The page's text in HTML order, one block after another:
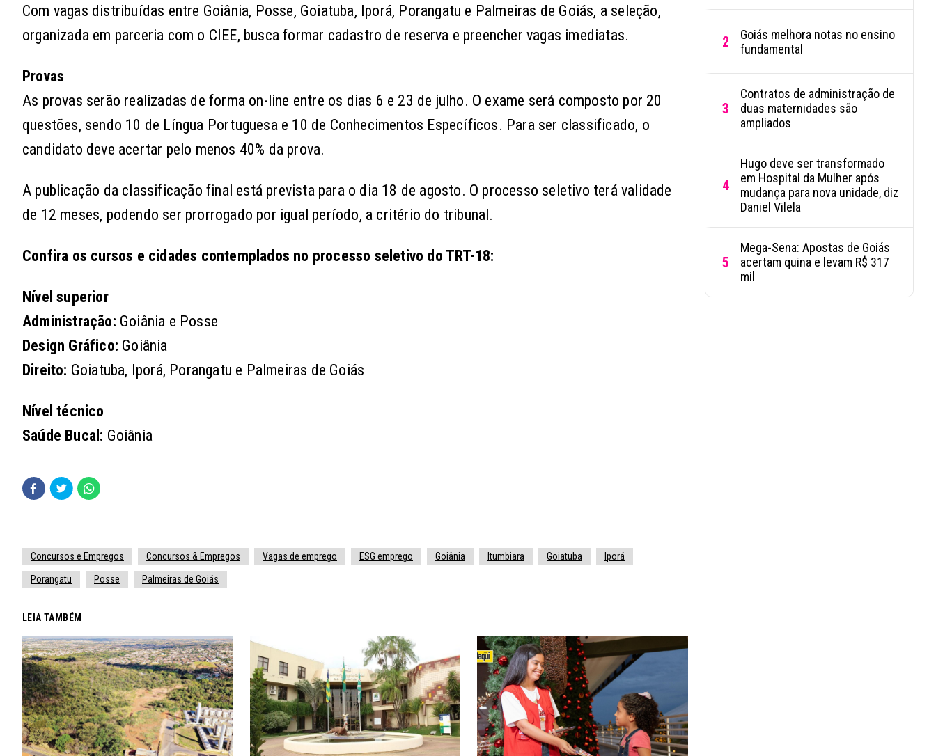
Com vagas distribuídas entre Goiânia, Posse, Goiatuba, Iporá, Porangatu e Palmeiras de Goiás, a seleção,
organizada em parceria com o CIEE, busca formar cadastro de reserva e preencher vagas imediatas.
Provas
As provas serão realizadas de forma on-line entre os dias 6 e 23 de julho. O exame será composto por 20
questões, sendo 10 de Língua Portuguesa e 10 de Conhecimentos Específicos. Para ser classificado, o
candidato deve acertar pelo menos 40% da prova.
A publicação da classificação final está prevista para o dia 18 de agosto. O processo seletivo terá validade
de 12 meses, podendo ser prorrogado por igual período, a critério do tribunal.
Confira os cursos e cidades contemplados no processo seletivo do TRT-18:
Nível superior
Administração: Goiânia e Posse
Design Gráfico: Goiânia
Direito: Goiatuba, Iporá, Porangatu e Palmeiras de Goiás
Nível técnico
Saúde Bucal: Goiânia
Concursos e Empregos Concursos & Empregos Vagas de emprego ESG emprego Goiânia Itumbiara Goiatuba Iporá
Porangatu Posse Palmeiras de Goiás
LEIA TAMBÉM
2
Goiás melhora notas no ensino
fundamental
3
Contratos de administração de
duas maternidades são
ampliados
4
Hugo deve ser transformado
em Hospital da Mulher após
mudança para nova unidade, diz
Daniel Vilela
5
Mega-Sena: Apostas de Goiás
acertam quina e levam R$ 317
mil